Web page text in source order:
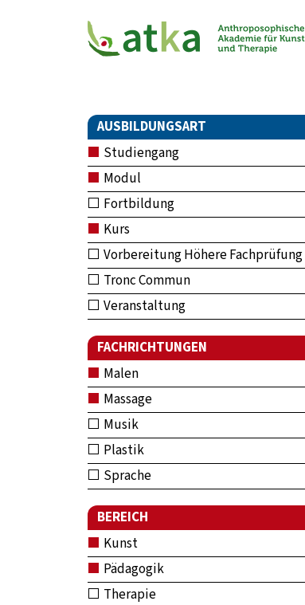
AUSBILDUNGSART
Studiengang
Modul
Fortbildung
Kurs
Vorbereitung Höhere Fachprüfung
Tronc Commun
Veranstaltung
FACHRICHTUNGEN
Malen
Massage
Musik
Plastik
Sprache
BEREICH
Kunst
Pädagogik
Therapie